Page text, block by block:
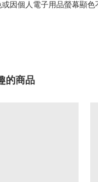
因個人電子用品螢幕顯色
的商品